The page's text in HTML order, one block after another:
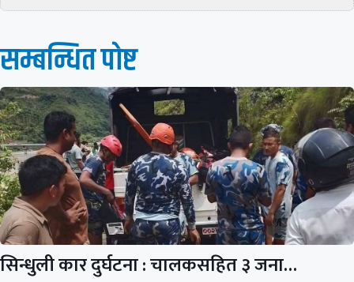
सम्बन्धित पाेष्ट
सिन्धुली कार दुर्घटना : चालकसहित ३ जना…